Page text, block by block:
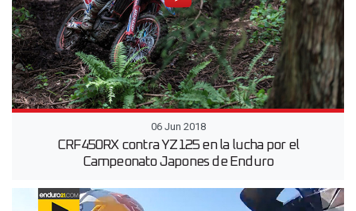
06 Jun 2018
CRF450RX contra YZ125 en la lucha por el
Campeonato Japones de Enduro